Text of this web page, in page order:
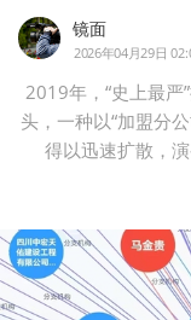
镜面
2026年04月29日
2019年，“史上最
头，一种以“加盟分
得以迅速扩散，